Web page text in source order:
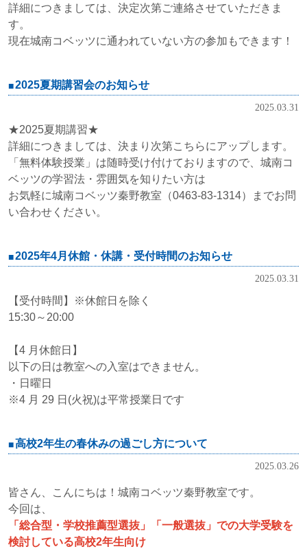
詳細につきましては、決定次第ご連絡させていただきま
す。
現在城南コベッツに通われていない方の参加もできます！
2025夏期講習会のお知らせ
2025.03.31
★2025夏期講習★
詳細につきましては、決まり次第こちらにアップします。
「無料体験授業」は随時受け付けておりますので、城南コ
ベッツの学習法・雰囲気を知りたい方は
お気軽に城南コベッツ秦野教室（0463-83-1314）までお問
い合わせください。
2025年4月休館・休講・受付時間のお知らせ
2025.03.31
【受付時間】※休館日を除く
15:30～20:00
【4 月休館日】
以下の日は教室への入室はできません。
・日曜日
※4 月 29 日(火祝)は平常授業日です
高校2年生の春休みの過ごし方について
2025.03.26
皆さん、こんにちは！城南コベッツ秦野教室です。
今回は、
「総合型・学校推薦型選抜」「一般選抜」での大学受験を
検討している高校2年生向け